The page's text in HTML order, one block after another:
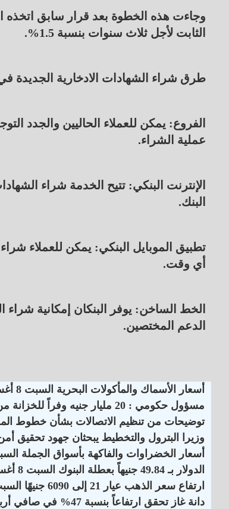
وجاءت هذه الخطوة بعد قرار سابق اتخذه
الثابت لأجل ثلاث سنوات بنسبة 1.5%.
طرق شراء الشهادات الادخارية الجديدة
الفروع: يمكن للعملاء الحاليين والجدد
عملية الشراء.
الإنترنت البنكي: تتيح الخدمة شراء
البنك.
تطبيق الموبايل البنكي: يمكن للعملاء
أي وقت.
الخط الساخن: يوفر البنكان إمكانية
الدعم المختصين.
أسعار الأسماك والمأكولات البحرية السبت 8 أغسطس 2026
مسؤول حكومي : 20 مليار جنيه وفراً للخزانة من زيادة أسعار الكهرباء
توضيحات من تنظيم الاتصالات بشأن خطوط
وزيرا البترول والتخطيط يبحثان جهود تحقيق
أسعار الخضراوات والفاكهة بأسواق الجملة السبت 8 أغسطس
الدولار بـ 49.84 جنيهاً بعطلة البنوك السبت 8 أغسطس 2026
ارتفاع سعر الذهب عيار 21 إلى 6090 جنيهًا السبت 8-8-2026
دانة غاز تحقق ارتفاعاً بنسبة 47% في صافي أرباح النصف الأول لـ 2026